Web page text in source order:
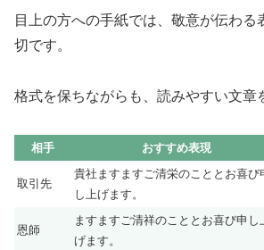
目上の方への手紙では、敬意が伝わる
切です。
格式を保ちながらも、読みやすい文章
相手 おすすめ表現
取引先
貴社ますますご清栄のこととお喜び
し上げます。
恩師
ますますご清祥のこととお喜び申し
げます。